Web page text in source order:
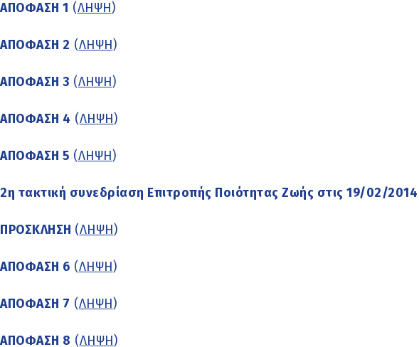
ΑΠΟΦΑΣΗ 1 (ΛΗΨΗ)
ΑΠΟΦΑΣΗ 2 (ΛΗΨΗ)
ΑΠΟΦΑΣΗ 3 (ΛΗΨΗ)
ΑΠΟΦΑΣΗ 4 (ΛΗΨΗ)
ΑΠΟΦΑΣΗ 5 (ΛΗΨΗ)
2η τακτική συνεδρίαση Επιτροπής Ποιότητας Ζωής στις 19/02/2014
ΠΡΟΣΚΛΗΣΗ (ΛΗΨΗ)
ΑΠΟΦΑΣΗ 6 (ΛΗΨΗ)
ΑΠΟΦΑΣΗ 7 (ΛΗΨΗ)
ΑΠΟΦΑΣΗ 8 (ΛΗΨΗ)